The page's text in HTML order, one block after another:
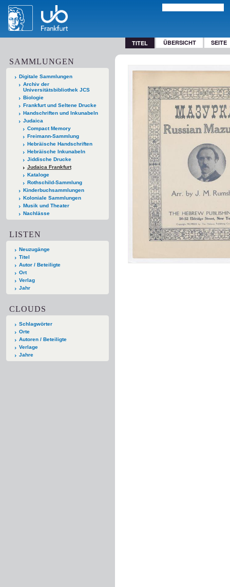
TITEL ÜBERSICHT SEITE
SAMMLUNGEN
Digitale Sammlungen
Archiv der
Universitätsbibliothek JCS
Biologie
Frankfurt und Seltene Drucke
Handschriften und Inkunabeln
Judaica
Compact Memory
Freimann-Sammlung
Hebräische Handschriften
Hebräische Inkunabeln
Jiddische Drucke
Judaica Frankfurt
Kataloge
Rothschild-Sammlung
Kinderbuchsammlungen
Koloniale Sammlungen
Musik und Theater
Nachlässe
LISTEN
Neuzugänge
Titel
Autor / Beteiligte
Ort
Verlag
Jahr
CLOUDS
Schlagwörter
Orte
Autoren / Beteiligte
Verlage
Jahre